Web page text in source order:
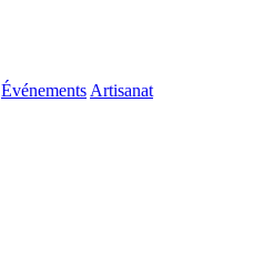
Événements Artisanat